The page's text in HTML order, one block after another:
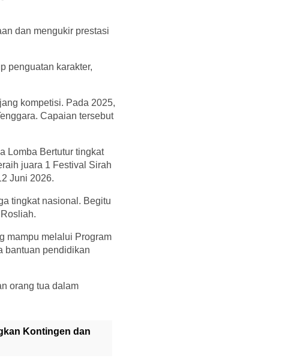
dan mengukir prestasi
penguatan karakter,
kompetisi. Pada 2025,
Capaian tersebut
Lomba Bertutur tingkat
juara 1 Festival Sirah
Juni 2026.
tingkat nasional. Begitu
mampu melalui Program
bantuan pendidikan
orang tua dalam
Kontingen dan